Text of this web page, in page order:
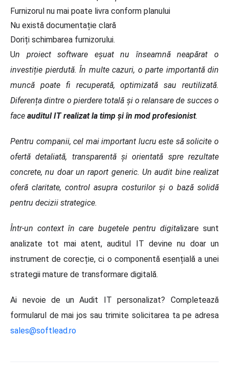
Furnizorul nu mai poate livra conform planului
Nu există documentație clară
Doriți schimbarea furnizorului.
Un proiect software eșuat nu înseamnă neapărat o
investiție pierdută. În multe cazuri, o parte importantă din
muncă poate fi recuperată, optimizată sau reutilizată.
Diferența dintre o pierdere totală și o relansare de succes o
face auditul IT realizat la timp și în mod profesionist.
Pentru companii, cel mai important lucru este să solicite o
ofertă detaliată, transparentă și orientată spre rezultate
concrete, nu doar un raport generic. Un audit bine realizat
oferă claritate, control asupra costurilor și o bază solidă
pentru decizii strategice.
Într-un context în care bugetele pentru digitalizare sunt
analizate tot mai atent, auditul IT devine nu doar un
instrument de corecție, ci o componentă esențială a unei
strategii mature de transformare digitală.
Ai nevoie de un Audit IT personalizat? Completează
formularul de mai jos sau trimite solicitarea ta pe adresa
sales@softlead.ro